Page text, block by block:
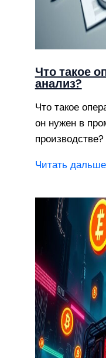
Что такое
анализ?
Что такое
он нужен в
Читать